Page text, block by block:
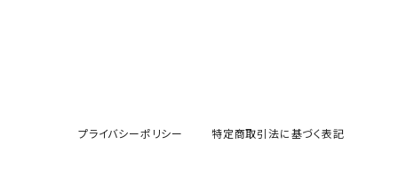
プライバシーポリシー 特定商取引法に基づく表記